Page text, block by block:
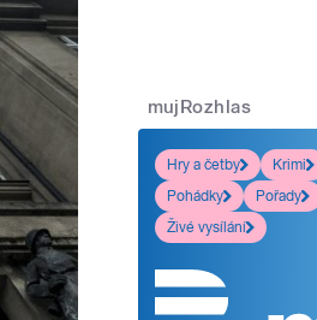
mujRozhlas
Hry a četby
Krimi
Pohádky
Pořady
Živé vysílání